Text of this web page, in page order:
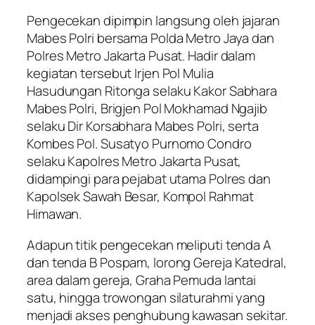
Pengecekan dipimpin langsung oleh jajaran
Mabes Polri bersama Polda Metro Jaya dan
Polres Metro Jakarta Pusat. Hadir dalam
kegiatan tersebut Irjen Pol Mulia
Hasudungan Ritonga selaku Kakor Sabhara
Mabes Polri, Brigjen Pol Mokhamad Ngajib
selaku Dir Korsabhara Mabes Polri, serta
Kombes Pol. Susatyo Purnomo Condro
selaku Kapolres Metro Jakarta Pusat,
didampingi para pejabat utama Polres dan
Kapolsek Sawah Besar, Kompol Rahmat
Himawan.
Adapun titik pengecekan meliputi tenda A
dan tenda B Pospam, lorong Gereja Katedral,
area dalam gereja, Graha Pemuda lantai
satu, hingga trowongan silaturahmi yang
menjadi akses penghubung kawasan sekitar.